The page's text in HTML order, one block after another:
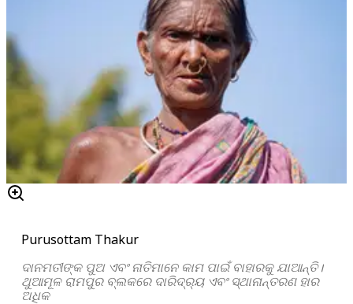
Purusottam Thakur
ଦାନମତୀଙ୍କ ପୁଅ ଏବଂ ନାତିମାନେ କାମ ପାଇଁ ବାହାରକୁ ଯାଆନ୍ତି।
ଥୁଆମୂଳ ରାମପୁର ବ୍ଲକରେ ଦାରିଦ୍ର୍ୟ ଏବଂ ସ୍ଥାନାନ୍ତରଣ ହାର
ଅଧିକ